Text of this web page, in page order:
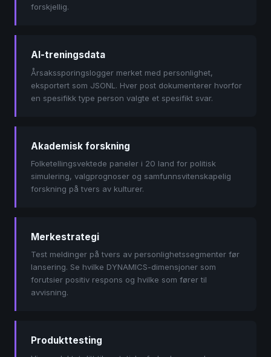
forskjellig.
AI-treningsdata
Årsakssporingslogger merket med personlighet,
eksportert som JSONL. Hver post dokumenterer hvorfor
en spesifikk type person valgte et spesifikt svar.
Akademisk forskning
Folketellingsvektede paneler i 20 land for politisk
simulering, valgprognoser og samfunnsvitenskapelig
forskning på tvers av kulturer.
Merkestrategi
Test meldinger på tvers av personlighetssegmenter før
lansering. Se hvilke DYNAMICS-dimensjoner som
forutsier positiv respons og hvilke som fører til
avvisning.
Produkttesting